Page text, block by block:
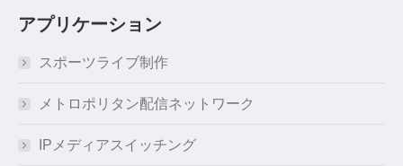
アプリケーション
スポーツライブ制作
メトロポリタン配信ネットワーク
IPメディアスイッチング